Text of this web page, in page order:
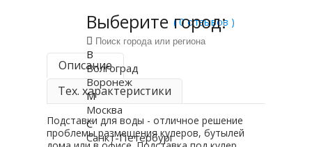
( 0 отзывов )
Описание
Тех. характеристики
Подставки для воды - отличное решение
проблемы размещения кулеров, бутылей
Выберите город:
В
Волгоград
Воронеж
М
Москва
С
Санкт-Петербург